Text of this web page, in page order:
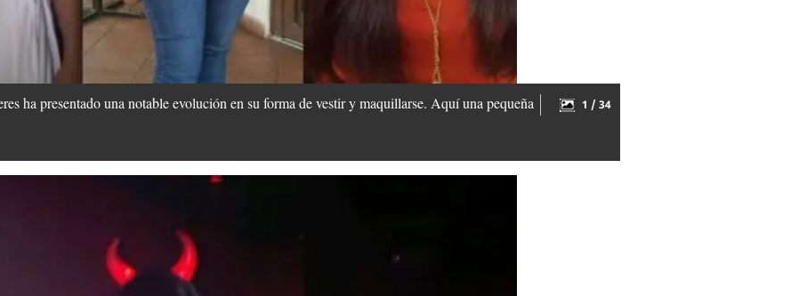
ha presentado una notable evolución en su forma de vestir y maquillarse. Aquí una pequeña
1 / 34